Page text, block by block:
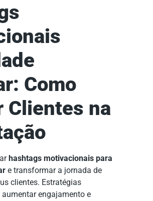
Como
Clientes na
hashtags motivacionais para
e transformar a jornada de
clientes. Estratégias
engajamento e